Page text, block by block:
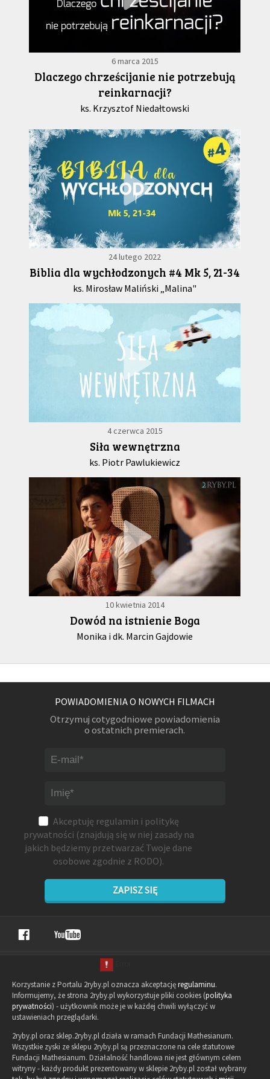
6 marca 2015
Dlaczego chrześcijanie nie potrzebują
reinkarnacji?
ks. Krzysztof Niedałtowski
24 lutego 2022
Biblia dla wychłodzonych #4 Mk 5, 21-34
ks. Mirosław Maliński „Malina"
4 czerwca 2015
Siła wewnętrzna
ks. Piotr Pawlukiewicz
10 kwietnia 2014
Dowód na istnienie Boga
Monika i dk. Marcin Gajdowie
POWIADOMIENIA O NOWYCH FILMACH
Otrzymuj cotygodniowe powiadomienia
o ostatnich premierach.
Akceptuję regulamin i politykę
prywatności (znajdują się w niej zasady na
jakich będziemy przetwarzać Twoje dane
osobowe zgodnie z RODO).
ZAPISZ SIĘ
Korzystanie z Portalu 2ryby.pl oznacza akceptacjęregulaminu.
Informujemy, że strona 2ryby.pl wykorzystuje pliki cookies (polityka
prywatności) - użytkownik może je w każdej chwili wyłączyć w
ustawieniach przeglądarki.
2ryby.pl oraz sklep.2ryby.pl działa w ramach Fundacji Mathesianum.
Wszystkie zyski ze sklepu 2ryby.pl są przeznaczone na cele statutowe
Fundacji Mathesianum. Działalność handlowa nie jest głównym celem
witryny - każdy produkt prezentowany w sklepie 2ryby.pl został wybrany